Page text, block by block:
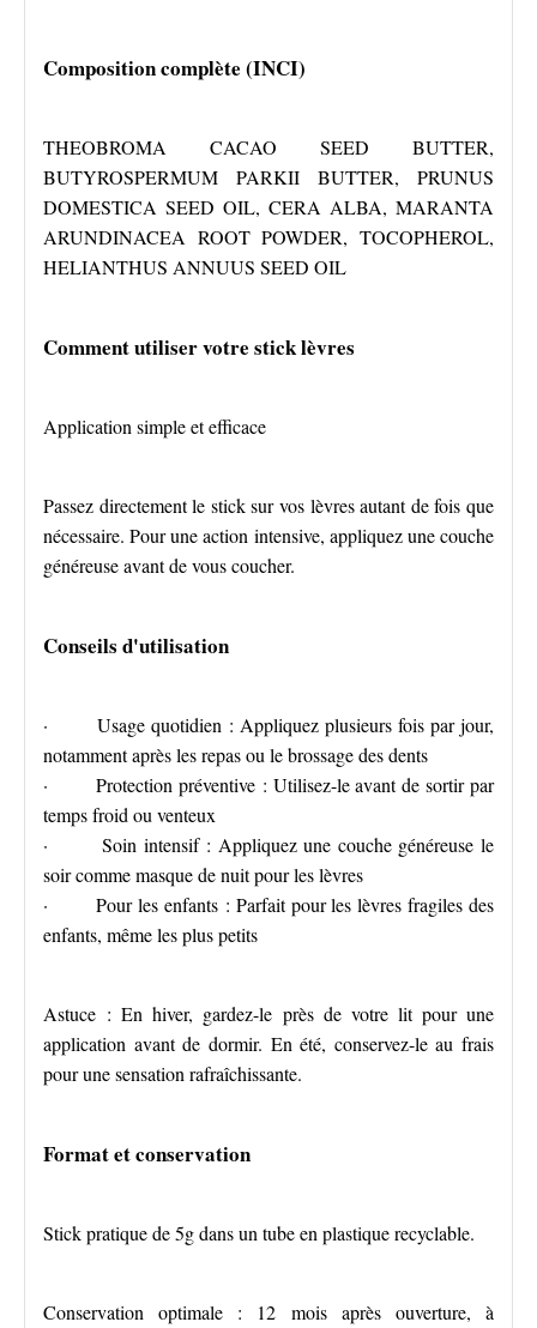
Composition complète (INCI)
THEOBROMA CACAO SEED BUTTER,
BUTYROSPERMUM PARKII BUTTER, PRUNUS
DOMESTICA SEED OIL, CERA ALBA, MARANTA
ARUNDINACEA ROOT POWDER, TOCOPHEROL,
HELIANTHUS ANNUUS SEED OIL
Comment utiliser votre stick lèvres
Application simple et efficace
Passez directement le stick sur vos lèvres autant de fois que
nécessaire. Pour une action intensive, appliquez une couche
généreuse avant de vous coucher.
Conseils d'utilisation
· Usage quotidien : Appliquez plusieurs fois par jour,
notamment après les repas ou le brossage des dents
· Protection préventive : Utilisez-le avant de sortir par
temps froid ou venteux
· Soin intensif : Appliquez une couche généreuse le
soir comme masque de nuit pour les lèvres
· Pour les enfants : Parfait pour les lèvres fragiles des
enfants, même les plus petits
Astuce : En hiver, gardez-le près de votre lit pour une
application avant de dormir. En été, conservez-le au frais
pour une sensation rafraîchissante.
Format et conservation
Stick pratique de 5g dans un tube en plastique recyclable.
Conservation optimale : 12 mois après ouverture, à